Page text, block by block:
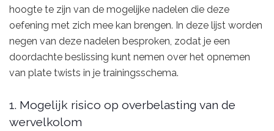
hoogte te zijn van de mogelijke nadelen die deze
oefening met zich mee kan brengen. In deze lijst worden
negen van deze nadelen besproken, zodat je een
doordachte beslissing kunt nemen over het opnemen
van plate twists in je trainingsschema.
1. Mogelijk risico op overbelasting van de
wervelkolom